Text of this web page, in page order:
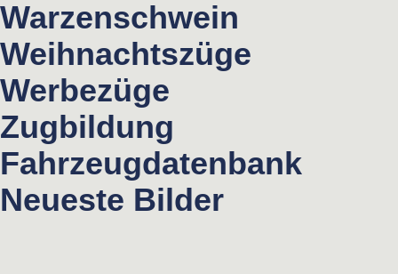
Warzenschwein
Weihnachtszüge
Werbezüge
Zugbildung
Fahrzeugdatenbank
Neueste Bilder